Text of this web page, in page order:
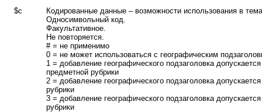
$c
Кодированные данные – возможности использования в
Односимвольный код.
Факультативное.
Не повторяется.
# = не применимо
0 = не может использоваться с географическим
1 = добавление географического подзаголовка
предметной рубрики
2 = добавление географического подзаголовка
рубрики
3 = добавление географического подзаголовка
рубрики